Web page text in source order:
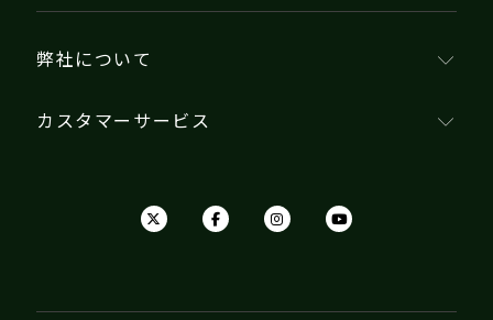
弊社について
カスタマーサービス